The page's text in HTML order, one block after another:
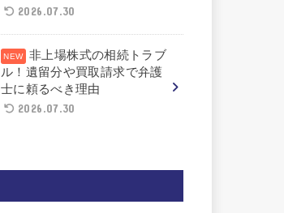
2026.07.30
非上場株式の相続トラブ
ル！遺留分や買取請求で弁護
士に頼るべき理由
2026.07.30